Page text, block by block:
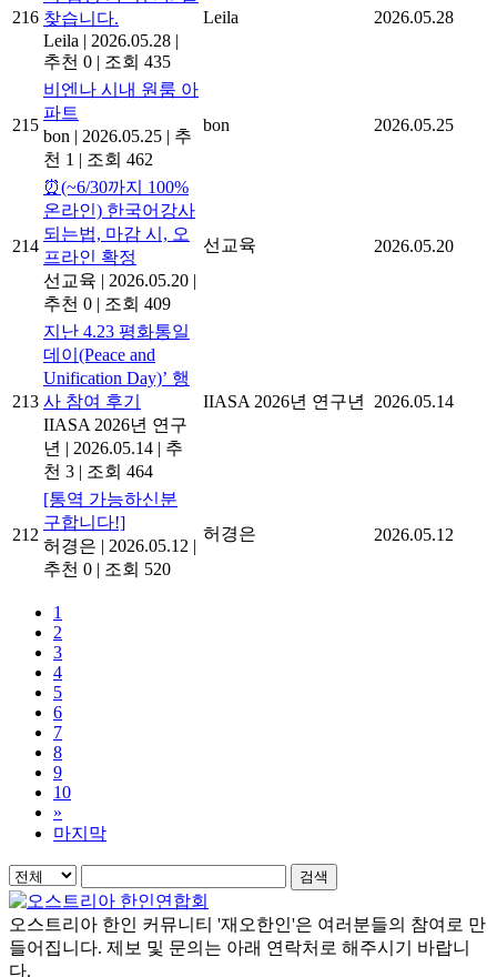
216 찾습니다.
Leila | 2026.05.28 |
추천 0 | 조회 435
Leila 2026.05.28
215
비엔나 시내 원룸 아
파트
bon | 2026.05.25 | 추
천 1 | 조회 462
bon 2026.05.25
214
⏰(~6/30까지 100%
온라인) 한국어강사
되는법, 마감 시, 오
프라인 확정
선교육 | 2026.05.20 |
추천 0 | 조회 409
선교육 2026.05.20
213
지난 4.23 평화통일
데이(Peace and
Unification Day)’ 행
사 참여 후기
IIASA 2026년 연구
년 | 2026.05.14 | 추
천 3 | 조회 464
IIASA 2026년 연구년 2026.05.14
212
[통역 가능하신분
구합니다!]
허경은 | 2026.05.12 |
추천 0 | 조회 520
허경은 2026.05.12
1
2
3
4
5
6
7
8
9
10
»
마지막
검색
오스트리아 한인 커뮤니티 '재오한인'은 여러분들의 참여로 만
들어집니다. 제보 및 문의는 아래 연락처로 해주시기 바랍니
다.